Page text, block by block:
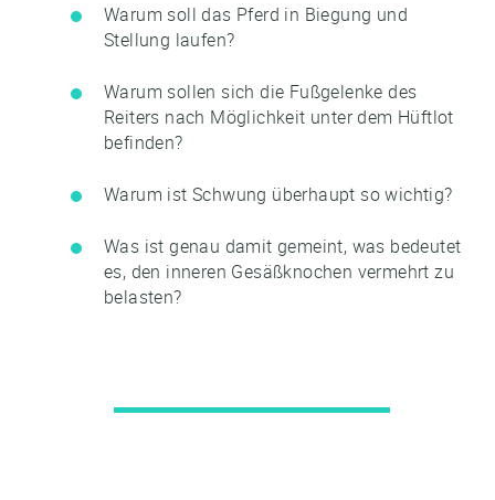
Warum soll das Pferd in Biegung und
Stellung laufen?
Warum sollen sich die Fußgelenke des
Reiters nach Möglichkeit unter dem Hüftlot
befinden?
Warum ist Schwung überhaupt so wichtig?
Was ist genau damit gemeint, was bedeutet
es, den inneren Gesäßknochen vermehrt zu
belasten?